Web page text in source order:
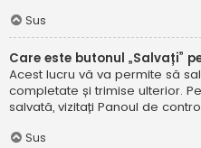
Sus
Care este butonul „Salvați”
Acest lucru vă va permite să
completate și trimise ulterior.
salvată, vizitați Panoul de
Sus